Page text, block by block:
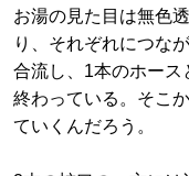
お湯の見た目は無色
り、それぞれにつな
合流し、1本のホー
終わっている。そこ
ていくんだろう。